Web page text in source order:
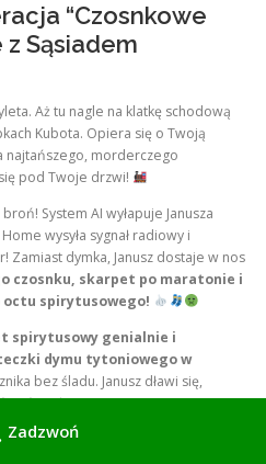
“Czosnkowe
z Sąsiadem
Aż tu nagle na klatkę schodową
Kubota. Opiera się o Twoją
morderczego
pod Twoje drzwi!
System AI wyłapuje Janusza
Home wysyła sygnał radiowy i
Zamiast dymka, Janusz dostaje w nos
czosnku, skarpet po maratonie i
spirytusowego!
spirytusowy genialnie i
dymu tytoniowego w
bez śladu. Janusz dławi się,
światła, a Ty masz nagranie z jego
Zadzwoń